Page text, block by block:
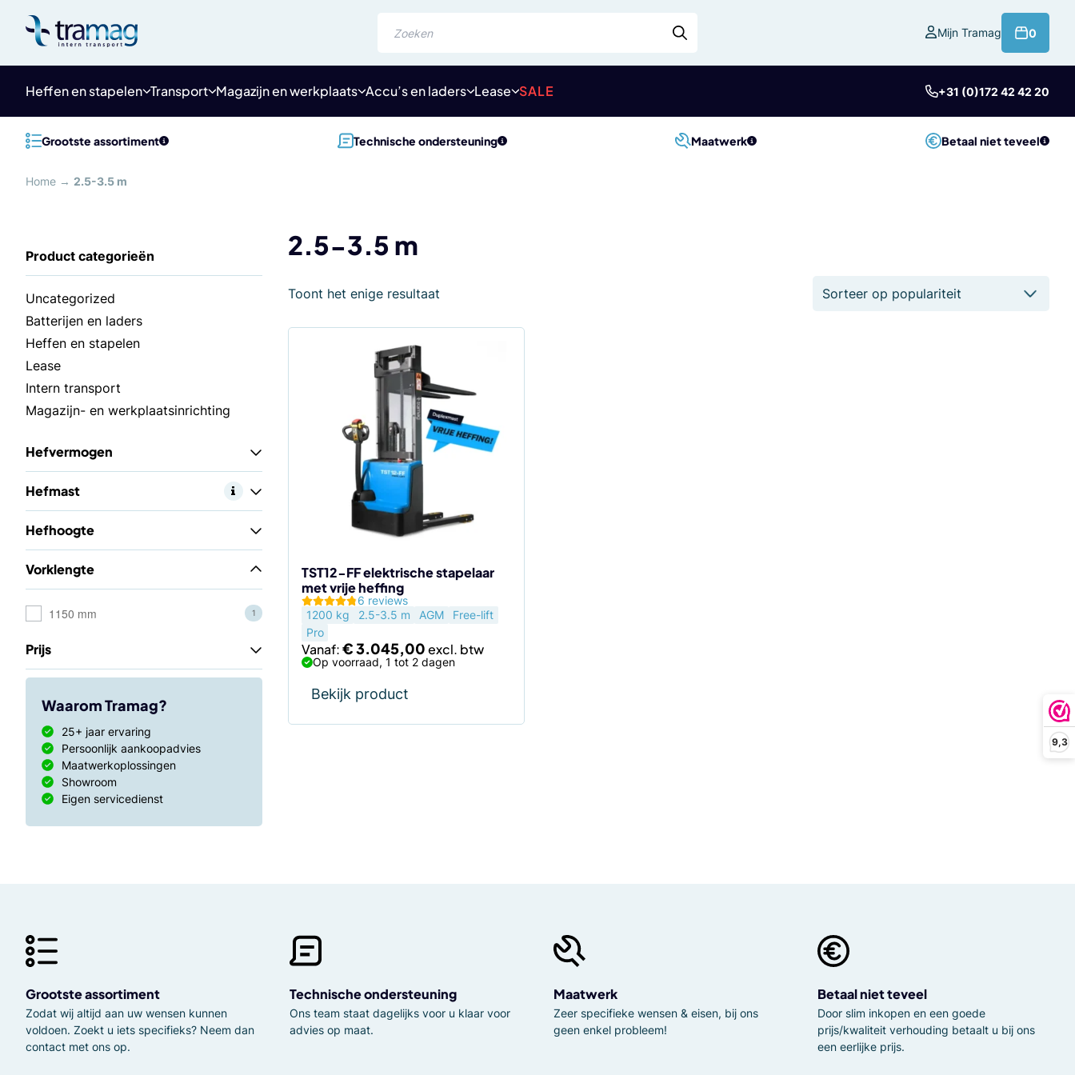
9,3
content
Mijn Tramag
0
Heffen en stapelen Transport Magazijn en werkplaats Accu’s en laders Lease SALE +31 (0)172 42 42 20
Grootste assortiment Technische ondersteuning Maatwerk Betaal niet teveel
Home → 2.5-3.5 m
2.5-3.5 m
Uncategorized
Batterijen en laders
Heffen en stapelen
Lease
Intern transport
Magazijn- en werkplaatsinrichting
Hefvermogen
Hefmast
Hefhoogte
Vorklengte
1150 mm 1
Prijs
Waarom Tramag?
25+ jaar ervaring
Persoonlijk aankoopadvies
Maatwerkoplossingen
Showroom
Eigen servicedienst
Toont het enige resultaat
TST12-FF elektrische stapelaar
met vrije heffing
6 reviews
1200 kg
2.5-3.5 m AGM
Free-lift
Pro
Vanaf:€3.045,00
Op voorraad, 1 tot 2 dagen
Bekijk product
meerdere
variaties.
de
productpagina
Grootste assortiment
Zodat wij altijd aan uw wensen kunnen
voldoen. Zoekt u iets specifieks? Neem dan
contact met ons op.
Technische ondersteuning
Ons team staat dagelijks voor u klaar voor
advies op maat.
Maatwerk
Zeer specifieke wensen & eisen, bij ons
geen enkel probleem!
Betaal niet teveel
Door slim inkopen en een goede
prijs/kwaliteit verhouding betaalt u bij ons
een eerlijke prijs.